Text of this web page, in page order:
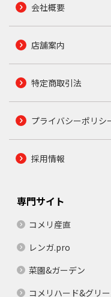
会社概要
店舗案内
特定商取引法
プライバシーポリシ
採用情報
専門サイト
コメリ産直
レンガ.pro
菜園&ガーデン
コメリハード&グリ